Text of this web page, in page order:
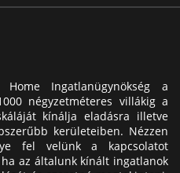
Ingatlanügynökség a
négyzetméteres villákig a
kínálja eladásra illetve
kerületeiben. Nézzen
fel velünk a kapcsolatot
az általunk kínált ingatlanok